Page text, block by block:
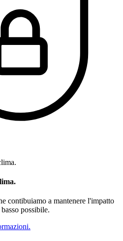
contibuiamo a mantenere l'impatto
possibile.